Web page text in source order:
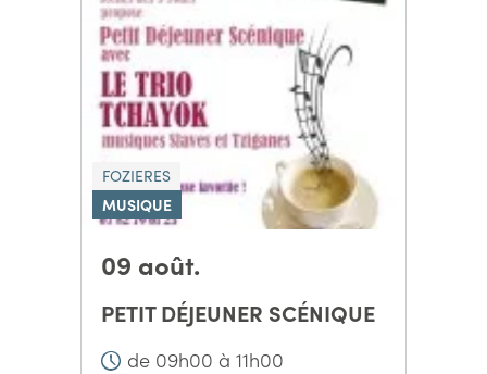
FOZIERES
MUSIQUE
09 août.
PETIT DÉJEUNER SCÉNIQUE
de 09h00 à 11h00